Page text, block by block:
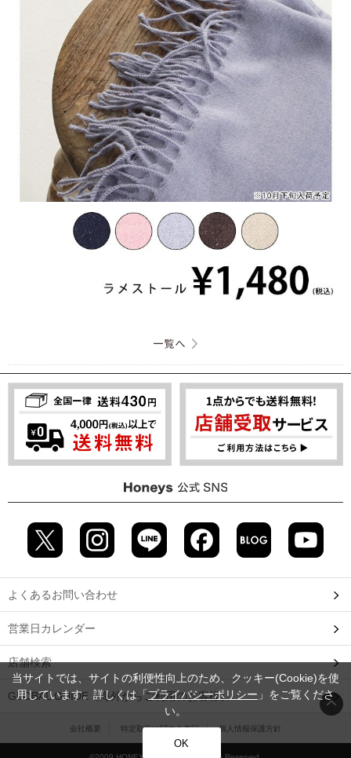
よくあるお問い合わせ
営業日カレンダー
店舗検索
GLOBAL GUIDE（海外からご利用のお客様）
会社概要 特定取引に関する表記 個人情報保護方針
当サイトでは、サイトの利便性向上のため、クッキー(Cookie)を使
用しています。詳しくは「プライバシーポリシー 」をご覧くださ
い。
OK